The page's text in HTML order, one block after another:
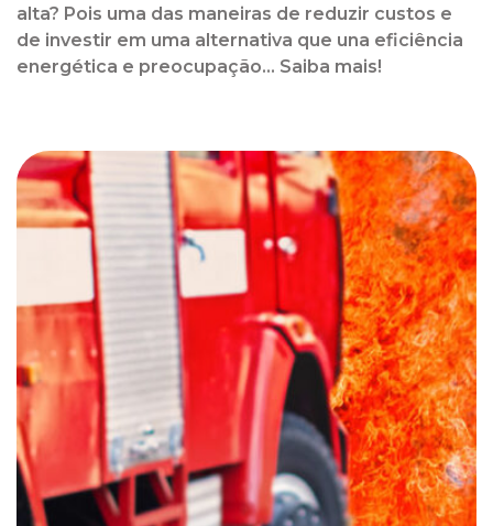
alta? Pois uma das maneiras de reduzir custos e
de investir em uma alternativa que una eficiência
energética e preocupação... Saiba mais!